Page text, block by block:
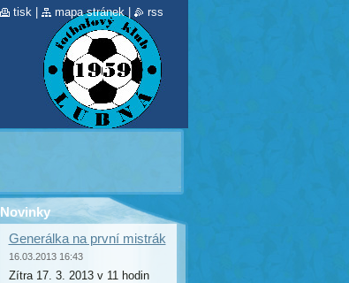
Novinky
Generálka na první mistrák
16.03.2013 16:43
Zítra 17. 3. 2013 v 11 hodin
tisk mapa stránek | rss